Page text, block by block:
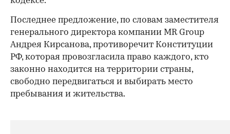
Последнее предложение, по словам заместителя
генерального директора компании MR Group
Андрея Кирсанова, противоречит Конституции
РФ, которая провозгласила право каждого, кто
законно находится на территории страны,
свободно передвигаться и выбирать место
пребывания и жительства.